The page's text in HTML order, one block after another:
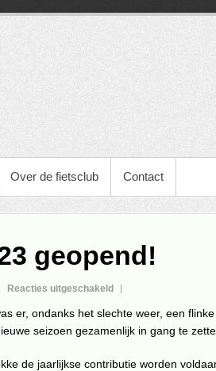
Over de fietsclub Contact
geopend!
Reacties uitgeschakeldvoor
2023
geopend!
er, ondanks het slechte weer, een
seizoen gezamenlijk in gang te
de jaarlijkse contributie worden